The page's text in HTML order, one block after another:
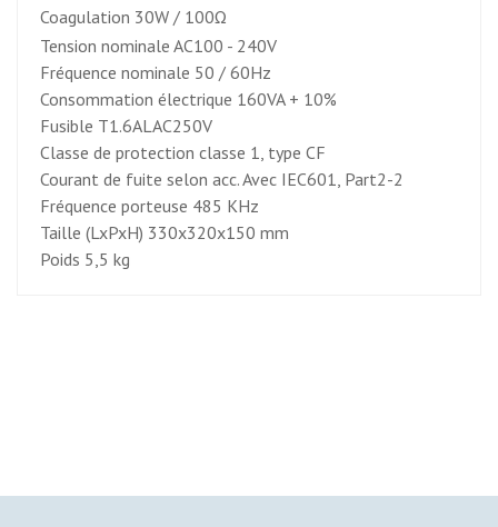
Coagulation 30W / 100Ω
Tension nominale AC100 - 240V
Fréquence nominale 50 / 60Hz
Consommation électrique 160VA + 10%
Fusible T1.6ALAC250V
Classe de protection classe 1, type CF
Courant de fuite selon acc. Avec IEC601, Part2-2
Fréquence porteuse 485 KHz
Taille (LxPxH) 330x320x150 mm
Poids 5,5 kg